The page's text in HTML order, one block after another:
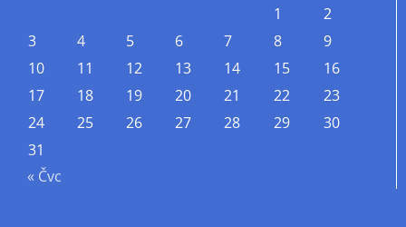
1
2
3
4 5 6 7 8
9
10
11 12 13 14 15
16
17
18 19 20 21 22
23
24
25 26 27 28 29
30
31
« Čvc